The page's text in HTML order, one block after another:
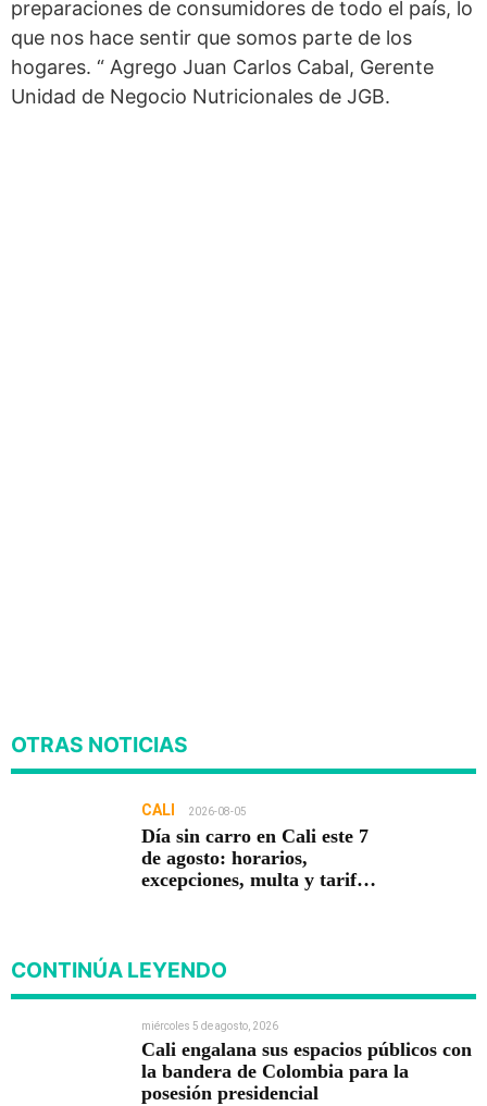
preparaciones de consumidores de todo el país, lo
que nos hace sentir que somos parte de los
hogares. “ Agrego Juan Carlos Cabal, Gerente
Unidad de Negocio Nutricionales de JGB.
OTRAS NOTICIAS
CALI 2026-08-05
Día sin carro en Cali este 7
de agosto: horarios,
excepciones, multa y tarifa
CONTINÚA LEYENDO
miércoles 5 de agosto, 2026
Cali engalana sus espacios públicos con
la bandera de Colombia para la
posesión presidencial